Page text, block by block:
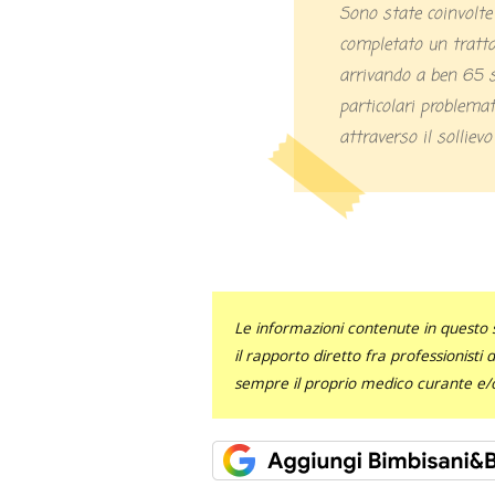
Sono state
completato un
arrivando a ben 65
particolari
attraverso il
Le informazioni contenute in
il rapporto diretto fra professionisti
sempre il proprio medico curante e/